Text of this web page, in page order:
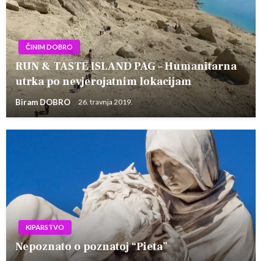
ČINIM DOBRO
RUN & TASTE ISLAND PAG – Humanitarna
utrka po nevjerojatnim lokacijam
Biram DOBRO 26. travnja 2019.
KIPARSTVO
Nepoznato o poznatoj “Pieta”